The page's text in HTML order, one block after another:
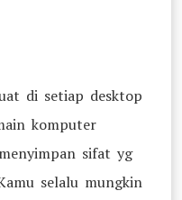
di setiap desktop
komputer
sifat yg
selalu mungkin